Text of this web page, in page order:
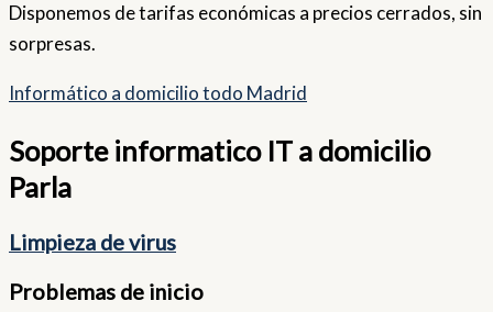
Disponemos de tarifas económicas a precios cerrados, sin
sorpresas.
Informático a domicilio todo Madrid
Soporte informatico IT a domicilio
Parla
Limpieza de virus
Problemas de inicio